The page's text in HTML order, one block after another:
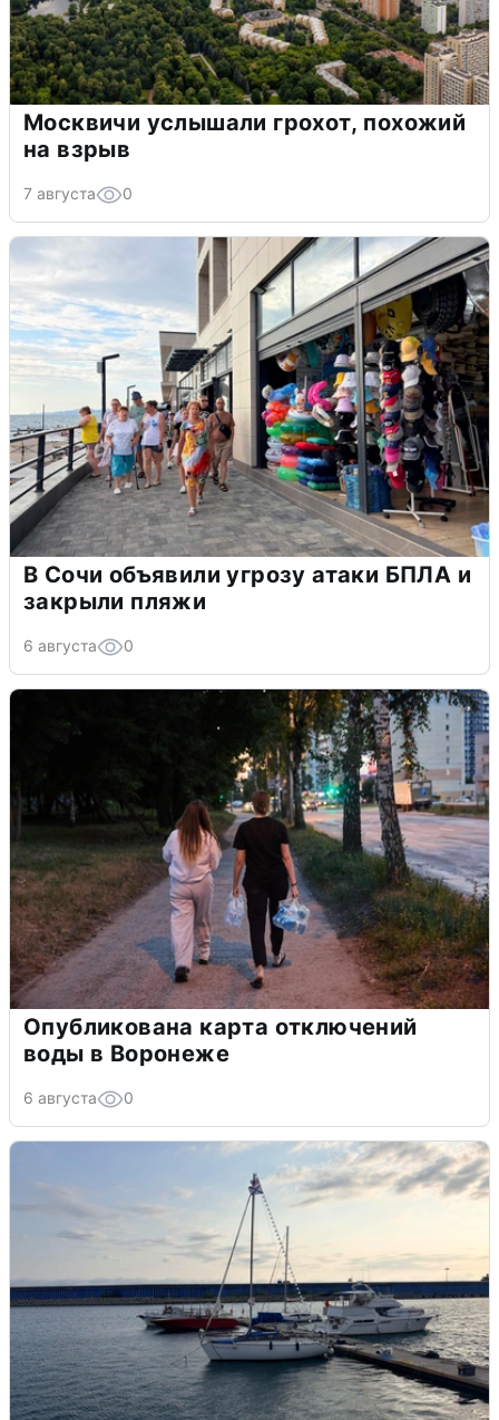
Москвичи услышали грохот, похожий
на взрыв
7 августа 0
В Сочи объявили угрозу атаки БПЛА и
закрыли пляжи
6 августа 0
Опубликована карта отключений
воды в Воронеже
6 августа 0